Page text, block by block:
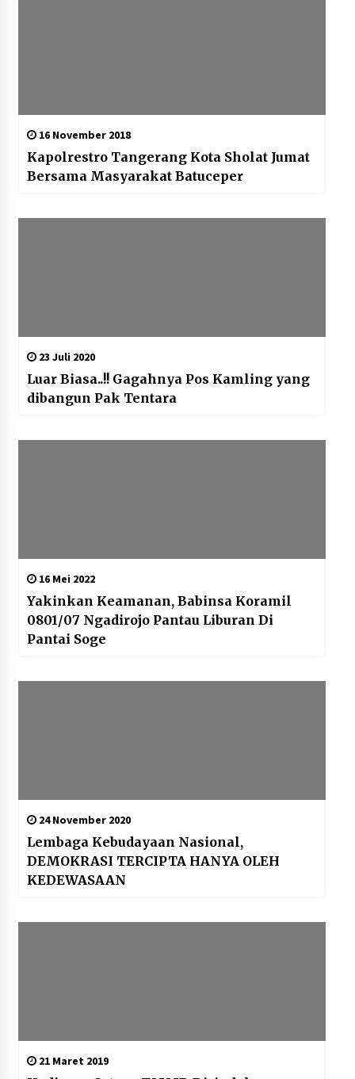
16 November 2018
Kapolrestro Tangerang Kota Sholat Jumat
Bersama Masyarakat Batuceper
23 Juli 2020
Luar Biasa..!! Gagahnya Pos Kamling yang
dibangun Pak Tentara
16 Mei 2022
Yakinkan Keamanan, Babinsa Koramil
0801/07 Ngadirojo Pantau Liburan Di
Pantai Soge
24 November 2020
Lembaga Kebudayaan Nasional,
DEMOKRASI TERCIPTA HANYA OLEH
KEDEWASAAN
21 Maret 2019